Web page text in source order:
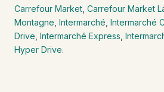
Carrefour Market Carrefour Market
Montagne Intermarché Intermarché
Drive Intermarché Express
Hyper Drive.